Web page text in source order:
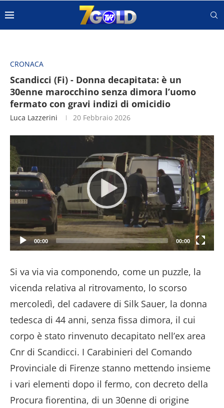
CRONACA
Scandicci (Fi) - Donna decapitata: è un
30enne marocchino senza dimora l’uomo
fermato con gravi indizi di omicidio
Luca Lazzerini 20 Febbraio 2026
Player
00:00 00:00
Si va via via componendo, come un puzzle, la
vicenda relativa al ritrovamento, lo scorso
mercoledì, del cadavere di Silk Sauer, la donna
tedesca di 44 anni, senza fissa dimora, il cui
corpo è stato rinvenuto decapitato nell’ex area
Cnr di Scandicci. I Carabinieri del Comando
Provinciale di Firenze stanno mettendo insieme
i vari elementi dopo il fermo, con decreto della
Procura fiorentina, di un 30enne di origine